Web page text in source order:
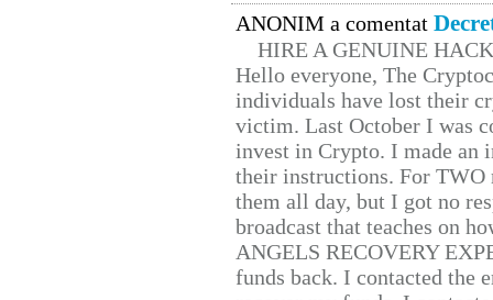
ANONIM a comentat
HIRE A GENUINE
Hello everyone, The
individuals have lost their
victim. Last October I was
invest in Crypto. I made
their instructions. For TWO
them all day, but I got no
broadcast that teaches on
ANGELS RECOVERY
funds back. I contacted the